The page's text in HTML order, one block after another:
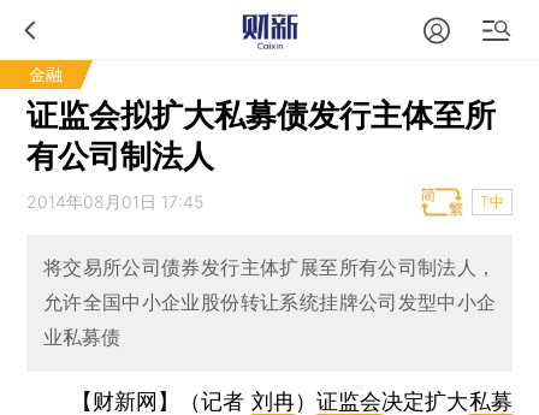
金融
证监会拟扩大私募债发行主体至所
有公司制法人
2014年08月01日 17:45 T中
将交易所公司债券发行主体扩展至所有公司制法人，
允许全国中小企业股份转让系统挂牌公司发型中小企
业私募债
【财新网】（记者 刘冉） 证监会决定扩大私募